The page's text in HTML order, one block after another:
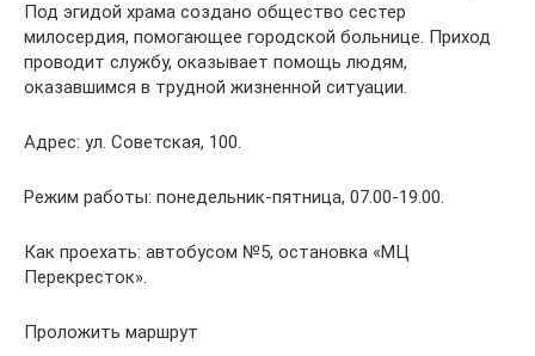
Под эгидой храма создано общество сестер
милосердия, помогающее городской больнице. Приход
проводит службу, оказывает помощь людям,
оказавшимся в трудной жизненной ситуации.
Адрес: ул. Советская, 100.
Режим работы: понедельник-пятница, 07.00-19.00.
Как проехать: автобусом №5, остановка «МЦ
Перекресток».
Проложить маршрут